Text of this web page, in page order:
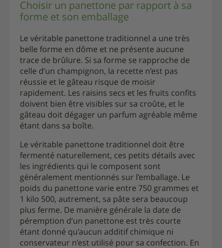
Choisir un panettone par rapport à sa
forme et son emballage
Le véritable panettone traditionnel a une très
belle forme en dôme et ne présente aucune
trace de brûlure. Si sa forme se rapproche de
celle d’un champignon, la recette n’est pas
réussie et le gâteau risque de moisir
rapidement. Les raisins secs et les fruits confits
doivent bien être visibles sur sa croûte, et le
gâteau doit dégager un parfum agréable même
étant dans sa boîte.
Le véritable panettone traditionnel doit être
fermenté naturellement, ces petits détails avec
les ingrédients qui le composent sont
généralement mentionnés sur l’emballage. Le
poids du panettone varie entre 750 grammes et
1 kilo 500, autrement, sa pâte sera beaucoup
plus ferme. De manière générale la date de
péremption d’un panettone est très courte
étant donné qu’aucun additif chimique ni
conservateur n’est utilisé pour sa confection. En